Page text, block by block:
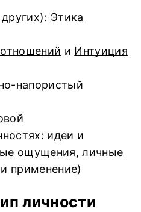
Этика
и Интуиция
напористый
идеи и
ощущения, личные
применение)
личности